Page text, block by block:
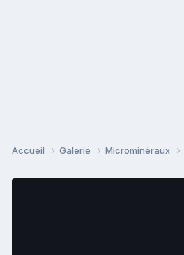
Accueil Galerie Microminéraux